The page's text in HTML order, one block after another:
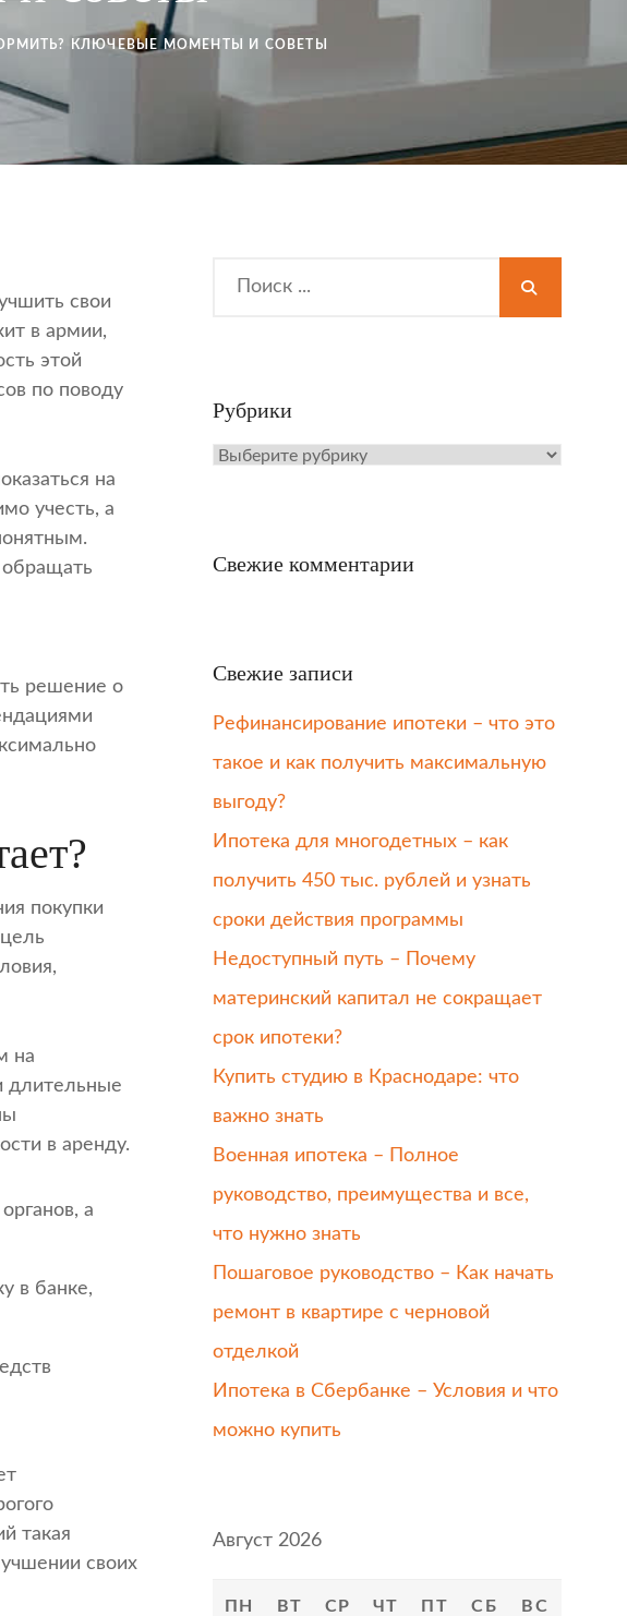
КЛЮЧЕВЫЕ МОМЕНТЫ И СОВЕТЫ
свои
в армии,
этой
по поводу
на
учесть, а
обращать
решение о
покупки
на
длительные
в аренду.
а
в банке,
такая
своих
for:
Рубрики
Рубрики
Свежие комментарии
Свежие записи
Рефинансирование ипотеки – что это
такое и как получить максимальную
выгоду?
Ипотека для многодетных – как
получить 450 тыс. рублей и узнать
сроки действия программы
Недоступный путь – Почему
материнский капитал не сокращает
срок ипотеки?
Купить студию в Краснодаре: что
важно знать
Военная ипотека – Полное
руководство, преимущества и все,
что нужно знать
Пошаговое руководство – Как начать
ремонт в квартире с черновой
отделкой
Ипотека в Сбербанке – Условия и что
можно купить
Август 2026
ПН ВТ СР ЧТ ПТ СБ ВС